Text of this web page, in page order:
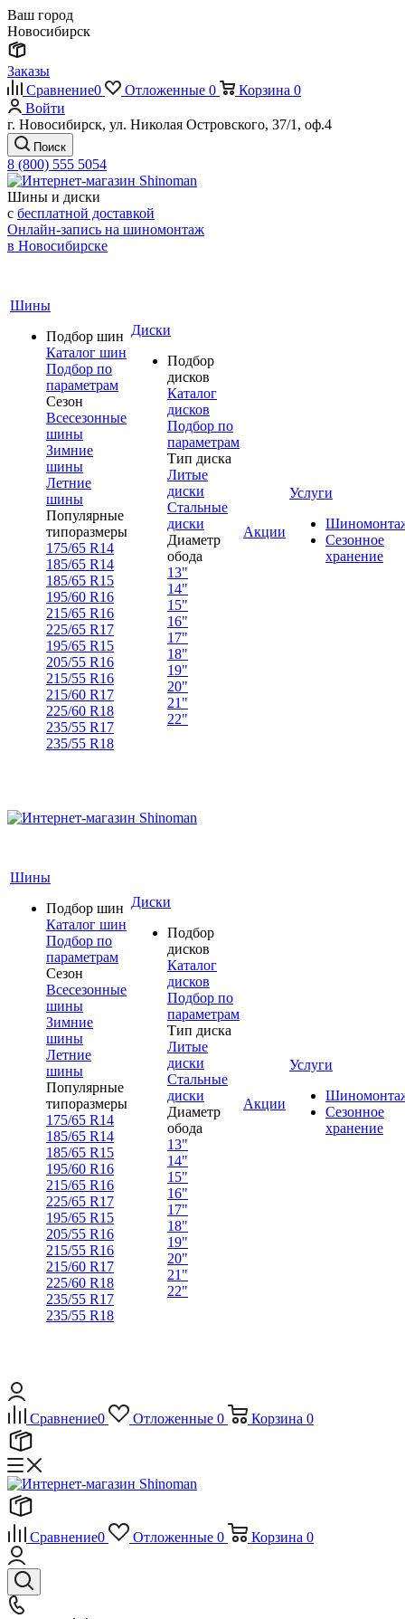
Ваш город
Новосибирск
Заказы
Сравнение0 Отложенные 0 Корзина 0
Войти
г. Новосибирск, ул. Николая Островского, 37/1, оф.4
Поиск
8 (800) 555 5054
Шины и диски
с бесплатной доставкой
Онлайн-запись на шиномонтаж
в Новосибирске
Шины
Подбор шин
Каталог шин
Подбор по
параметрам
Сезон
Всесезонные
шины
Зимние
шины
Летние
шины
Популярные
типоразмеры
175/65 R14
185/65 R14
185/65 R15
195/60 R16
215/65 R16
225/65 R17
195/65 R15
205/55 R16
215/55 R16
215/60 R17
225/60 R18
235/55 R17
235/55 R18
Диски
Подбор
дисков
Каталог
дисков
Подбор по
параметрам
Тип диска
Литые
диски
Стальные
диски
Диаметр
обода
13"
14"
15"
16"
17"
18"
19"
20"
21"
22"
Акции
Услуги
Сезонное
хранение
Шины
Подбор шин
Каталог шин
Подбор по
параметрам
Сезон
Всесезонные
шины
Зимние
шины
Летние
шины
Популярные
типоразмеры
175/65 R14
185/65 R14
185/65 R15
195/60 R16
215/65 R16
225/65 R17
195/65 R15
205/55 R16
215/55 R16
215/60 R17
225/60 R18
235/55 R17
235/55 R18
Диски
Подбор
дисков
Каталог
дисков
Подбор по
параметрам
Тип диска
Литые
диски
Стальные
диски
Диаметр
обода
13"
14"
15"
16"
17"
18"
19"
20"
21"
22"
Акции
Услуги
Сезонное
хранение
Сравнение0 Отложенные 0 Корзина 0
Сравнение0 Отложенные 0 Корзина 0